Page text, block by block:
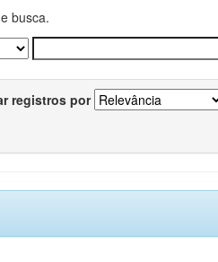
busca.
registros por